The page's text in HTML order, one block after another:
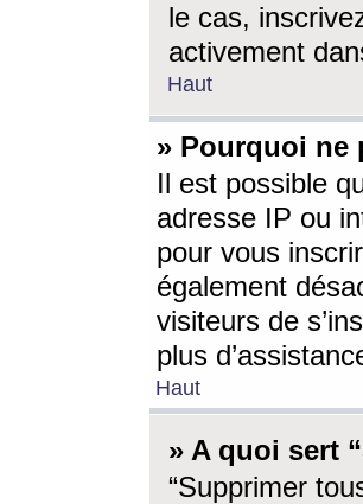
le cas,
activement
Haut
» Pourquoi ne
Il est possible
adresse IP ou
pour vous
également
visiteurs de
plus
Haut
» A quoi sert
“Supprimer